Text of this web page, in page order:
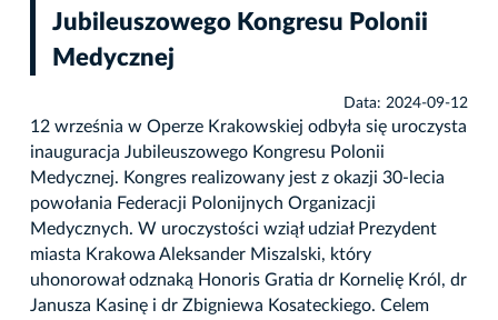
Jubileuszowego Kongresu Polonii
Medycznej
Data: 2024-09-12
12 września w Operze Krakowskiej odbyła się uroczysta
inauguracja Jubileuszowego Kongresu Polonii
Medycznej. Kongres realizowany jest z okazji 30-lecia
powołania Federacji Polonijnych Organizacji
Medycznych. W uroczystości wziął udział Prezydent
miasta Krakowa Aleksander Miszalski, który
uhonorował odznaką Honoris Gratia dr Kornelię Król, dr
Janusza Kasinę i dr Zbigniewa Kosateckiego. Celem